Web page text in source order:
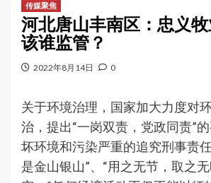
传媒聚焦
河北唐山丰南区：忠义
该谁监管？
2022年8月14日 0
关于环境治理，国家加大力度对
治，提出“一岗双责，党政同责”
坏环境和污染严重的追究刑事责
是金山银山”、“用之无节，取之